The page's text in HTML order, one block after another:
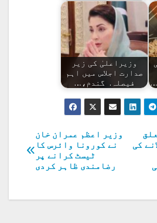
وزیراعلیٰ کی زیر
صدارت اجلاس میں اہم
فیصلہ. گندم،…
وزیر اعظم عمران خان
نے کورونا وائرس کا
ٹیسٹ کرانے پر
رضامندی ظاہر کردی
کی